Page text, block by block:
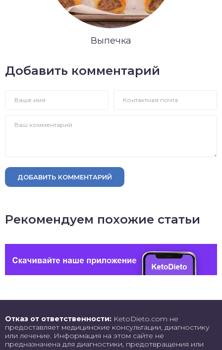
Выпечка
Добавить комментарий
ДОБАВИТЬ КОММЕНТАРИЙ
Рекомендуем похожие статьи
Отказ от ответственности: KetoDieto.com не
предоставляет медицинские консультации, диагностику
или лечение. Информация на этом сайте не
предназначена для диагностики, предотвращения или